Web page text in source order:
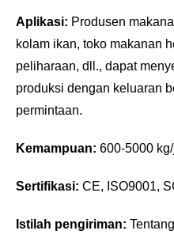
Aplikasi: Produsen
kolam ikan, toko makanan
peliharaan, dll., dapat
produksi dengan keluaran
permintaan.
Kemampuan: 600-5000
Sertifikasi: CE, ISO9001,
Istilah pengiriman: